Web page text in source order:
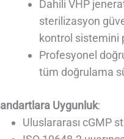
Dahili VHP
sterilizasyon
kontrol sistemini
Profesyonel
tüm doğrulama
Uygunluk:
Uluslararası cGMP